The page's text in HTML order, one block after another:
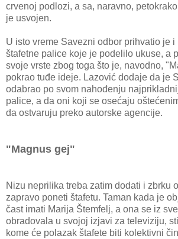
crvenoj podlozi, a sa, naravno,
je usvojen.
U isto vreme Savezni odbor prihvatio je
štafetne palice koje je podelilo ukuse, a
svoje vrste zbog toga što je, navodno,
pokrao tuđe ideje. Lazović dodaje da je
odabrao po svom nahođenju
palice, a da oni koji se osećaju
da ostvaruju preko autorske agencije.
"Magnus gej"
Nizu neprilika treba zatim dodati i zbrku
zapravo poneti štafetu. Taman kada je
čast imati Marija Štemfelj, a ona se iz
obradovala u svojoj izjavi za televiziju,
kome će polazak štafete biti kolektivni